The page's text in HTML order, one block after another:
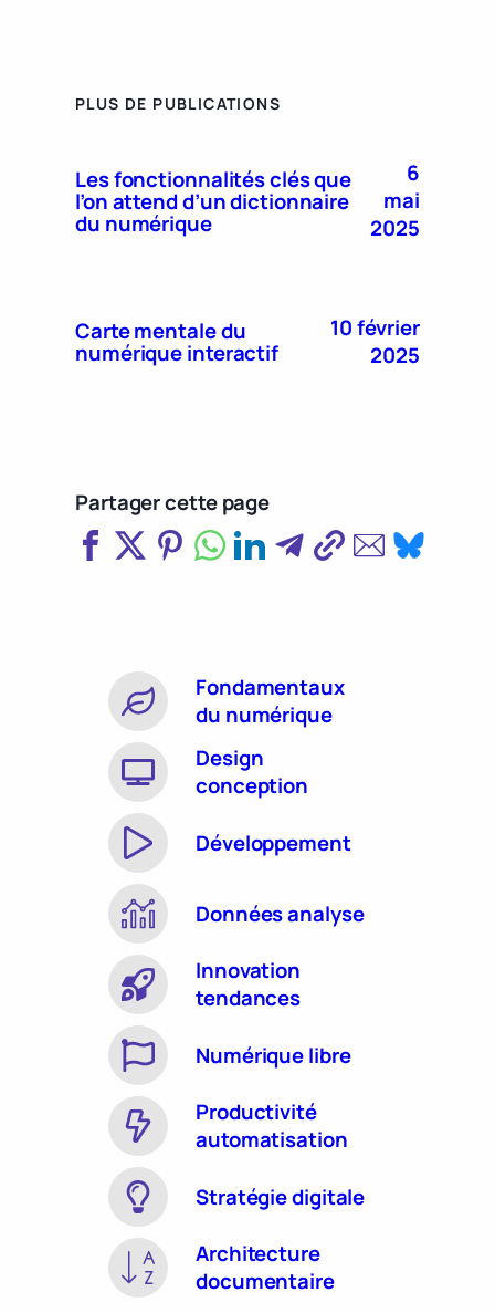
PLUS DE PUBLICATIONS
Les fonctionnalités clés que
l’on attend d’un dictionnaire
du numérique
6
mai
2025
Carte mentale du
numérique interactif
10 février
2025
Partager cette page
Fondamentaux
du numérique
Design
conception
Développement
Données analyse
Innovation
tendances
Numérique libre
Productivité
automatisation
Stratégie digitale
Architecture
documentaire